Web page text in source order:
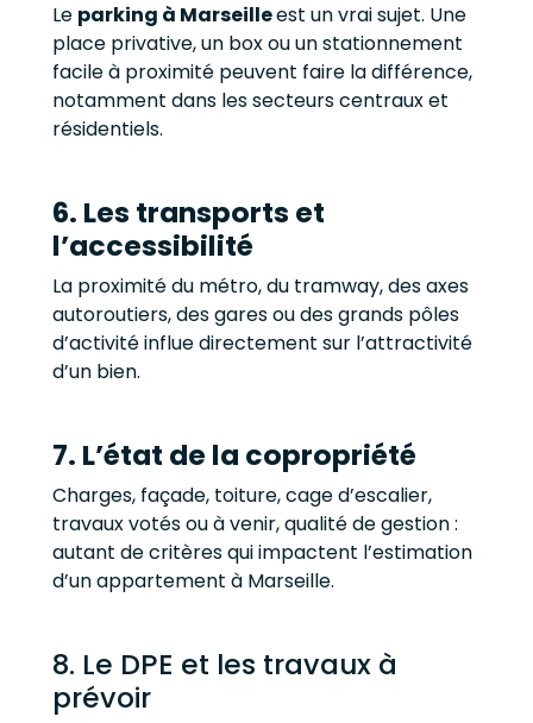
Le parking à Marseilleest un vrai sujet. Une
place privative, un box ou un stationnement
facile à proximité peuvent faire la différence,
notamment dans les secteurs centraux et
résidentiels.
6. Les transports et
l’accessibilité
La proximité du métro, du tramway, des axes
autoroutiers, des gares ou des grands pôles
d’activité influe directement sur l’attractivité
d’un bien.
7. L’état de la copropriété
Charges, façade, toiture, cage d’escalier,
travaux votés ou à venir, qualité de gestion :
autant de critères qui impactent l’estimation
d’un appartement à Marseille.
8. Le DPE et les travaux à
prévoir